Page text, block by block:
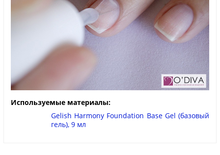
Используемые материалы:
Gelish Harmony Foundation Base Gel (базовый
гель), 9 мл